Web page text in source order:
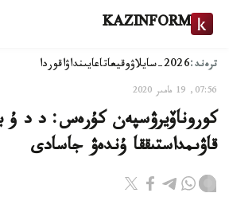
KAZINFORM
ترەند:2026-سايلاۋ وقيعاتاعايىنداۋاقوردا
07:56, 19 مامىر 2020
كوروناۆيرۋسپەن كۇرەس: د د ۇ
قاۋىمداستىققا ۇندەۋ جاسادى